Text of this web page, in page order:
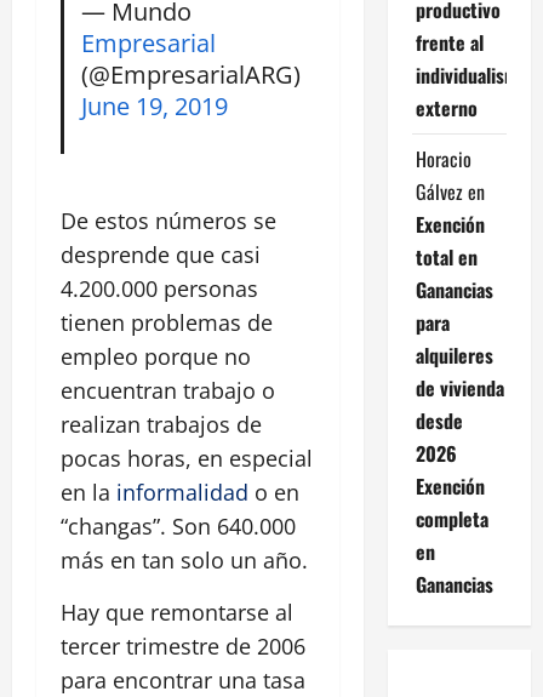
— Mundo
Empresarial
(@EmpresarialARG)
June 19, 2019
De estos números se
desprende que casi
4.200.000 personas
tienen problemas de
empleo porque no
encuentran trabajo o
realizan trabajos de
pocas horas, en especial
en la informalidad o en
“changas”. Son 640.000
más en tan solo un año.
Hay que remontarse al
tercer trimestre de 2006
para encontrar una tasa
productivo
frente al
individualismo
externo
Horacio
Gálvezen
Exención
total en
Ganancias
para
alquileres
de vivienda
desde
2026
Exención
completa
en
Ganancias